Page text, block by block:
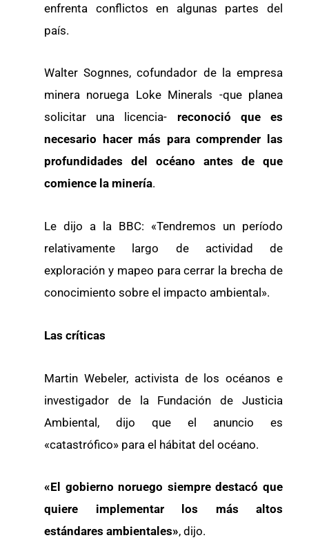
enfrenta conflictos en algunas partes del
país.
Walter Sognnes, cofundador de la empresa
minera noruega Loke Minerals -que planea
solicitar una licencia- reconoció que es
necesario hacer más para comprender las
profundidades del océano antes de que
comience la minería.
Le dijo a la BBC: «Tendremos un período
relativamente largo de actividad de
exploración y mapeo para cerrar la brecha de
conocimiento sobre el impacto ambiental».
Las críticas
Martin Webeler, activista de los océanos e
investigador de la Fundación de Justicia
Ambiental, dijo que el anuncio es
«catastrófico» para el hábitat del océano.
«El gobierno noruego siempre destacó que
quiere implementar los más altos
estándares ambientales», dijo.